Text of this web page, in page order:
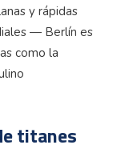
y rápidas
— Berlín es
como la
titanes